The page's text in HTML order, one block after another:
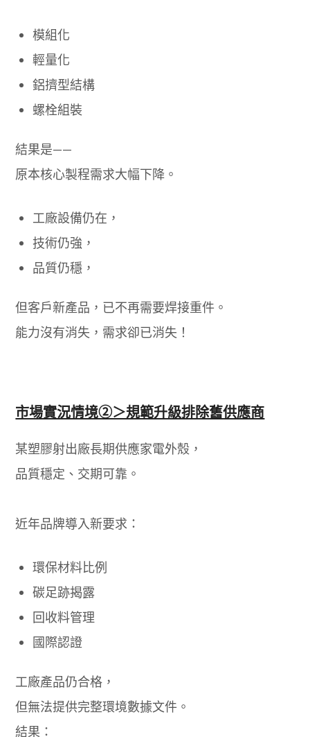
模組化
輕量化
鋁擠型結構
螺栓組裝
結果是——
原本核心製程需求大幅下降。
工廠設備仍在，
技術仍強，
品質仍穩，
但客戶新產品，已不再需要焊接重件。
能力沒有消失，需求卻已消失！
市場實況情境②＞規範升級排除舊供應商
某塑膠射出廠長期供應家電外殼，
品質穩定、交期可靠。
近年品牌導入新要求：
環保材料比例
碳足跡揭露
回收料管理
國際認證
工廠產品仍合格，
但無法提供完整環境數據文件。
結果：